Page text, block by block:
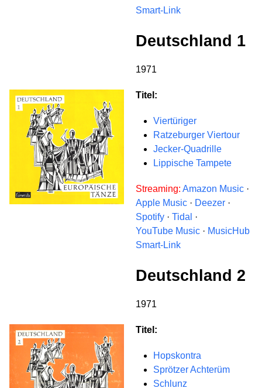
Smart-Link
Deutschland 1
1971
Titel:
Viertüriger
Ratzeburger Viertour
Jecker-Quadrille
Lippische Tampete
Streaming: Amazon Music ·
Apple Music · Deezer ·
Spotify · Tidal ·
YouTube Music · MusicHub
Smart-Link
Deutschland 2
1971
Titel:
Hopskontra
Sprötzer Achterüm
Schlunz